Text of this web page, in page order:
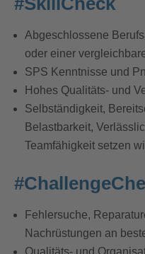
Abgeschlossene
oder einer
SPS Kenntnisse und
Hohes Qualitäts- und
Selbständigkeit,
Belastbarkeit,
Teamfähigkeit setzen
Fehlersuche,
Nachrüstungen an